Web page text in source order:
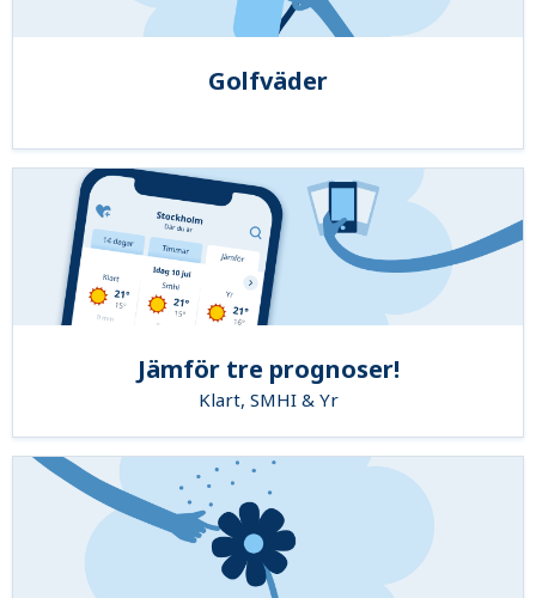
Golfväder
Jämför tre prognoser!
Klart, SMHI & Yr